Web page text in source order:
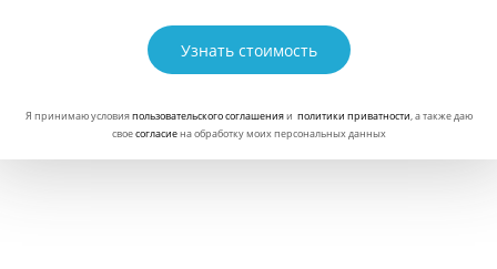
Узнать стоимость
Я принимаю условияпользовательского соглашенияи политики приватности, а также даю
своесогласиена обработку моих персональных данных